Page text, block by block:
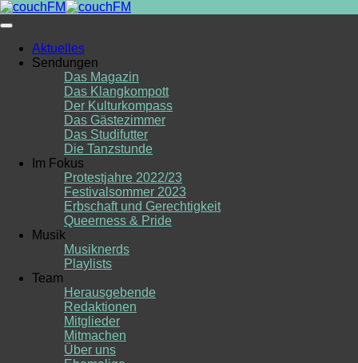
Skip
to
Aktuelles
Sendungen
Das Magazin
Das Klangkompott
Der Kulturkompass
Das Gästezimmer
Das Studifutter
Die Tanzstunde
Im Fokus
Protestjahre 2022/23
Festivalsommer 2023
Erbschaft und Gerechtigkeit
Queerness & Pride
Musik
Musiknerds
Playlists
Team
Herausgebende
Redaktionen
Mitglieder
Mitmachen
Über uns